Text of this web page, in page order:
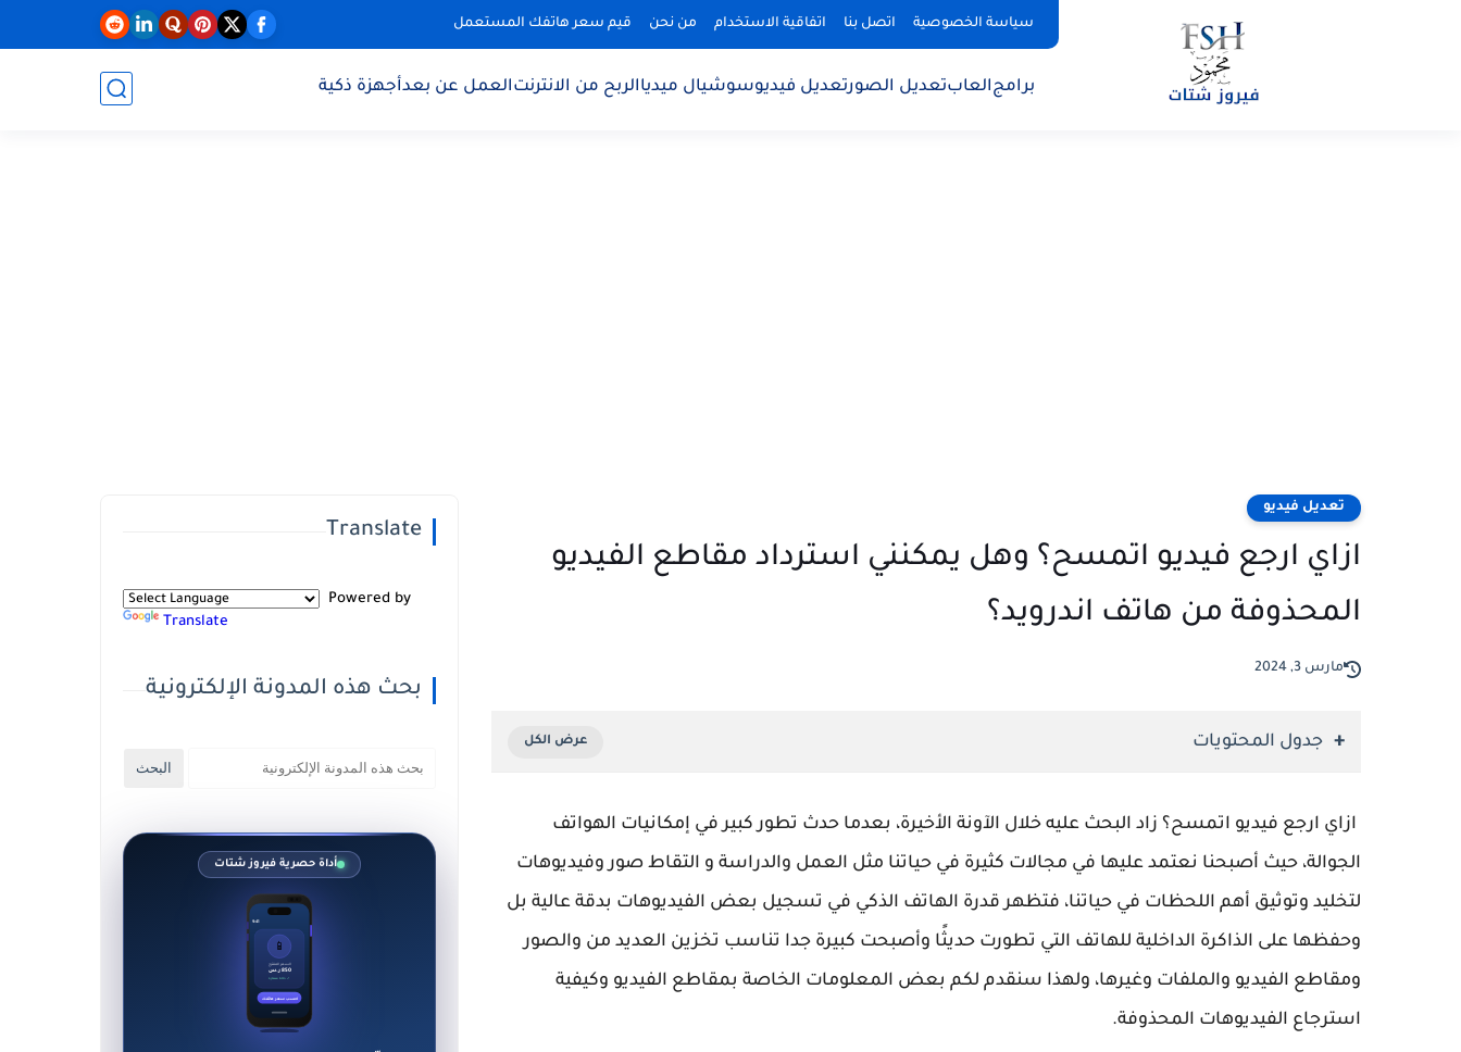
سياسة الخصوصية اتصل بنا اتفاقية الاستخدام من نحن قيم سعر هاتفك المستعمل
برامجالعابتعديل الصورتعديل فيديوسوشيال ميدياالربح من الانترنتالعمل عن بعدأجهزة ذكية
تعديل فيديو
ازاي ارجع فيديو اتمسح؟ وهل يمكنني استرداد مقاطع الفيديو
المحذوفة من هاتف اندرويد؟
مارس 3, 2024
جدول المحتويات
ازاي ارجع فيديو اتمسح؟ زاد البحث عليه خلال الآونة الأخيرة، بعدما حدث تطور كبير في إمكانيات الهواتف
الجوالة، حيث أصبحنا نعتمد عليها في مجالات كثيرة في حياتنا مثل العمل والدراسة و التقاط صور وفيديوهات
لتخليد وتوثيق أهم اللحظات في حياتنا، فتظهر قدرة الهاتف الذكي في تسجيل بعض الفيديوهات بدقة عالية بل
وحفظها على الذاكرة الداخلية للهاتف التي تطورت حديثًا وأصبحت كبيرة جدا تناسب تخزين العديد من والصور
ومقاطع الفيديو والملفات وغيرها، ولهذا سنقدم لكم بعض المعلومات الخاصة بمقاطع الفيديو وكيفية
استرجاع الفيديوهات المحذوفة.
Translate
Powered by
Translate
بحث هذه المدونة الإلكترونية
أداة حصرية فيروز شتات
9:41
📱
السعر المقترح
850 ر.س
✓ حالة ممتازة
احسب سعر هاتفك